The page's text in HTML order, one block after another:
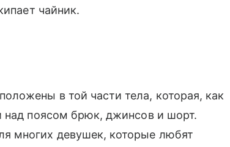
чайник.
в той части тела, которая, как
над поясом брюк, джинсов и шорт.
многих девушек, которые любят